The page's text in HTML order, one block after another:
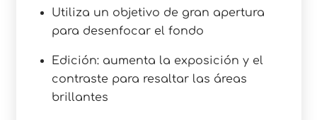
Utiliza un objetivo de gran apertura
para desenfocar el fondo
Edición: aumenta la exposición y el
contraste para resaltar las áreas
brillantes